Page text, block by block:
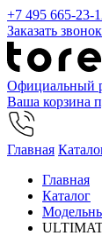
+7 495 665-23-
Заказать звонок
Официальный
Ваша корзина
Главная
Главная
Каталог